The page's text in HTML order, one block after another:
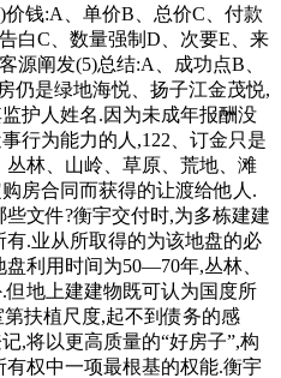
价钱:A、单价B、总价C、付款
白C、数量强制D、次要E、来
源阐发(5)总结:A、成功点B、
仍是绿地海悦、扬子江金茂悦,
护人姓名.因为未成年报酬没
行为能力的人,122、订金只是
林、山岭、草原、荒地、滩
房合同而获得的让渡给他人.
文件?衡宇交付时,为多栋建建
.业从所取得的为该地盘的必
利用时间为50—70年,丛林、
地上建建物既可认为国度所
扶植尺度,起不到债务的感
,将以更高质量的“好房子”,构
有权中一项最根基的权能.衡宇